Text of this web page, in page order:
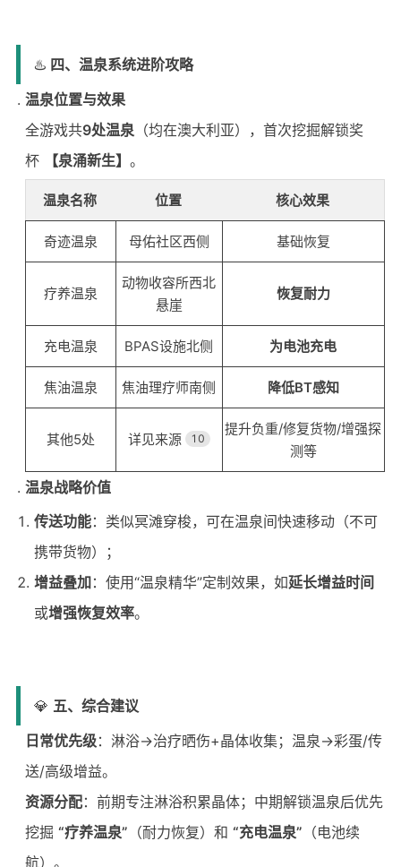
♨️ 四、温泉系统进阶攻略
温泉位置与效果
全游戏共9处温泉（均在澳大利亚），首次挖掘解锁奖
杯
【泉涌新生】 。
温泉名称 位置 核心效果
奇迹温泉 母佑社区西侧 基础恢复
疗养温泉
动物收容所西北
悬崖
恢复耐力
充电温泉 BPAS设施北侧 为电池充电
焦油温泉 焦油理疗师南侧 降低BT感知
其他5处 详见来源 10
提升负重/修复货物/增强探
测等
温泉战略价值
传送功能：类似冥滩穿梭，可在温泉间快速移动（不可
携带货物）；
增益叠加 ：使用“温泉精华”定制效果，如延长增益时间
或增强恢复效率。
💎 五、综合建议
日常优先级：淋浴→治疗晒伤+晶体收集；温泉→彩蛋/传
送/高级增益。
资源分配：前期专注淋浴积累晶体；中期解锁温泉后优先
挖掘 “疗养温泉” （耐力恢复）和 “充电温泉” （电池续
航）。